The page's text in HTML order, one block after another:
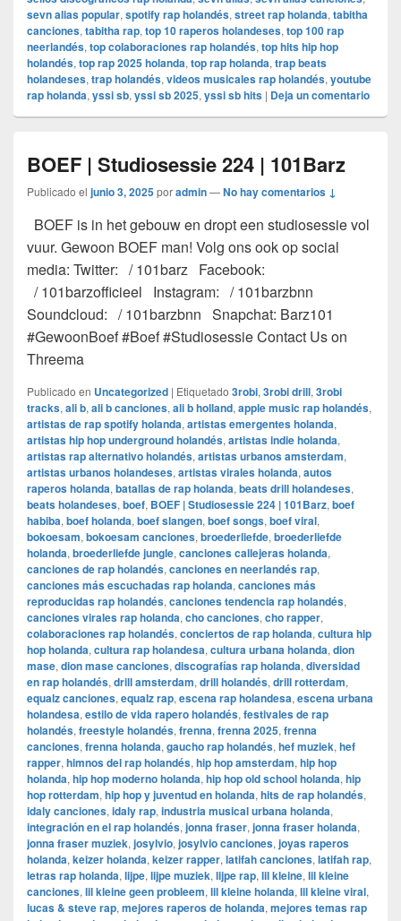
sevn alias popular, spotify rap holandés, street rap holanda, tabitha
canciones, tabitha rap, top 10 raperos holandeses, top 100 rap
neerlandés, top colaboraciones rap holandés, top hits hip hop
holandés, top rap 2025 holanda, top rap holanda, trap beats
holandeses, trap holandés, videos musicales rap holandés, youtube
rap holanda, yssi sb, yssi sb 2025, yssi sb hits | Deja un comentario
BOEF | Studiosessie 224 | 101Barz
Publicado el junio 3, 2025poradmin—No hay comentarios ↓
BOEF is in het gebouw en dropt een studiosessie vol
vuur. Gewoon BOEF man! Volg ons ook op social
media: Twitter: / 101barz Facebook:
/ 101barzofficieel Instagram: / 101barzbnn
Soundcloud: / 101barzbnn Snapchat: Barz101
#GewoonBoef #Boef #Studiosessie Contact Us on
Threema
Publicado en Uncategorized | Etiquetado 3robi, 3robi drill, 3robi
tracks, ali b, ali b canciones, ali b holland, apple music rap holandés,
artistas de rap spotify holanda, artistas emergentes holanda,
artistas hip hop underground holandés, artistas indie holanda,
artistas rap alternativo holandés, artistas urbanos amsterdam,
artistas urbanos holandeses, artistas virales holanda, autos
raperos holanda, batallas de rap holanda, beats drill holandeses,
beats holandeses, boef, BOEF | Studiosessie 224 | 101Barz, boef
habiba, boef holanda, boef slangen, boef songs, boef viral,
bokoesam, bokoesam canciones, broederliefde, broederliefde
holanda, broederliefde jungle, canciones callejeras holanda,
canciones de rap holandés, canciones en neerlandés rap,
canciones más escuchadas rap holanda, canciones más
reproducidas rap holandés, canciones tendencia rap holandés,
canciones virales rap holanda, cho canciones, cho rapper,
colaboraciones rap holandés, conciertos de rap holanda, cultura hip
hop holanda, cultura rap holandesa, cultura urbana holanda, dion
mase, dion mase canciones, discografías rap holanda, diversidad
en rap holandés, drill amsterdam, drill holandés, drill rotterdam,
equalz canciones, equalz rap, escena rap holandesa, escena urbana
holandesa, estilo de vida rapero holandés, festivales de rap
holandés, freestyle holandés, frenna, frenna 2025, frenna
canciones, frenna holanda, gaucho rap holandés, hef muziek, hef
rapper, himnos del rap holandés, hip hop amsterdam, hip hop
holanda, hip hop moderno holanda, hip hop old school holanda, hip
hop rotterdam, hip hop y juventud en holanda, hits de rap holandés,
idaly canciones, idaly rap, industria musical urbana holanda,
integración en el rap holandés, jonna fraser, jonna fraser holanda,
jonna fraser muziek, josylvio, josylvio canciones, joyas raperos
holanda, keizer holanda, keizer rapper, latifah canciones, latifah rap,
letras rap holanda, lijpe, lijpe muziek, lijpe rap, lil kleine, lil kleine
canciones, lil kleine geen probleem, lil kleine holanda, lil kleine viral,
lucas & steve rap, mejores raperos de holanda, mejores temas rap